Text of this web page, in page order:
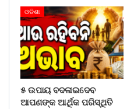
ଓଡିଶା
୫ ଉପାୟ ବଦଳାଇଦେବ
ଆପଣଙ୍କ ଆର୍ଥିକ ପରିସ୍ଥିତି